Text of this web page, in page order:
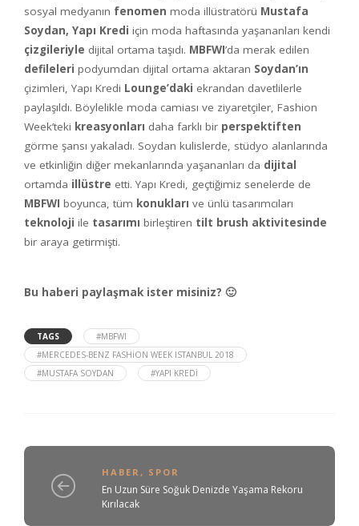
sosyal medyanın fenomen moda illüstratörü Mustafa
Soydan, Yapı Kredi için moda haftasında yaşananları kendi
çizgileriyle dijital ortama taşıdı. MBFWI’da merak edilen
defileleri podyumdan dijital ortama aktaran Soydan’ın
çizimleri, Yapı Kredi Lounge’daki ekrandan davetlilerle
paylaşıldı. Böylelikle moda camiası ve ziyaretçiler, Fashion
Week’teki kreasyonları daha farklı bir perspektiften
görme şansı yakaladı. Soydan kulislerde, stüdyo alanlarında
ve etkinliğin diğer mekanlarında yaşananları da dijital
ortamda illüstre etti. Yapı Kredi, geçtiğimiz senelerde de
MBFWI boyunca, tüm konukları ve ünlü tasarımcıları
teknoloji ile tasarımı birleştiren tilt brush aktivitesinde
bir araya getirmişti.
Bu haberi paylaşmak ister misiniz? 🙂
TAGS
#MBFWI
#MERCEDES-BENZ FASHION WEEK ISTANBUL 2018
#MUSTAFA SOYDAN
#YAPI KREDI
HABER , SPOR
En Uzun Süre Soğuk Denizde Yaşama Rekoru
Kırılacak